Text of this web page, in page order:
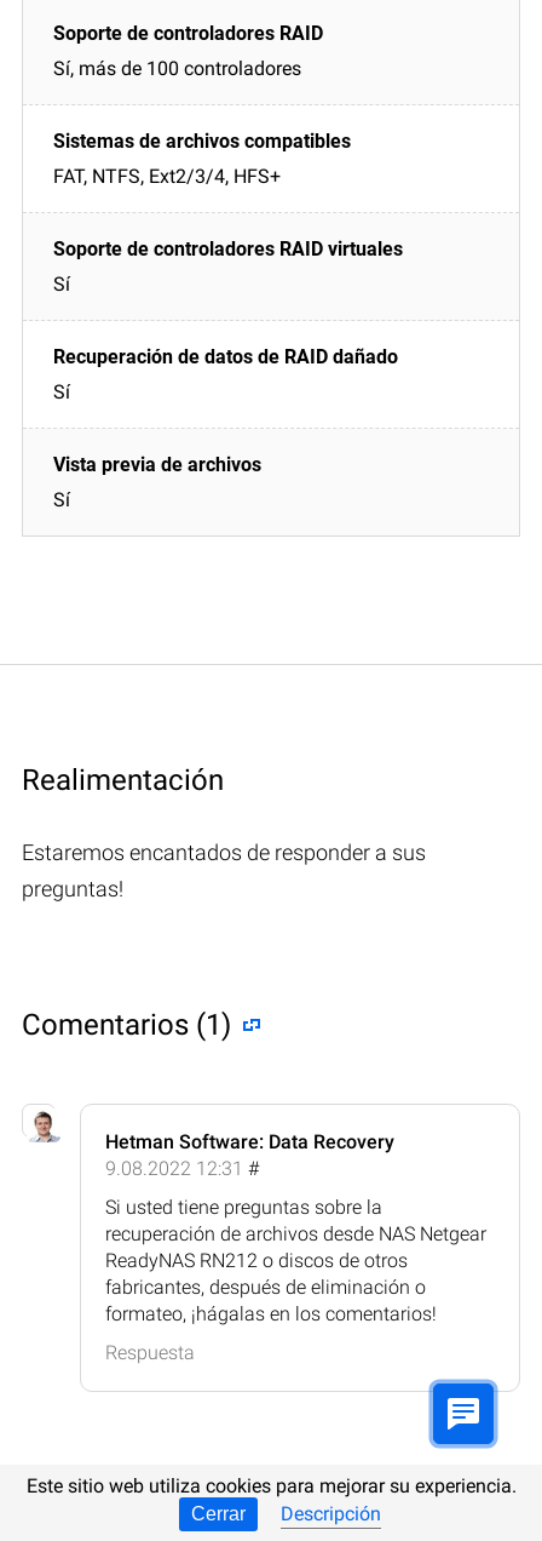
Sí, más de 100 controladores
FAT, NTFS, Ext2/3/4, HFS+
Sí
Sí
Sí
Realimentación
Estaremos encantados de responder a sus
preguntas!
Comentarios (1)
Hetman Software: Data Recovery
9.08.2022 12:31 #
Si usted tiene preguntas sobre la
recuperación de archivos desde NAS Netgear
ReadyNAS RN212 o discos de otros
fabricantes, después de eliminación o
formateo, ¡hágalas en los comentarios!
Respuesta
Publicar comentario
Este sitio web utiliza cookies para mejorar su experiencia.
Cerrar Descripción